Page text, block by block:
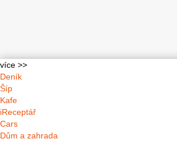
více >>
Deník
Šíp
Kafe
iReceptář
Cars
Dům a zahrada